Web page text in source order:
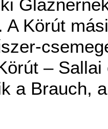
A Körút
–
a Brauch,